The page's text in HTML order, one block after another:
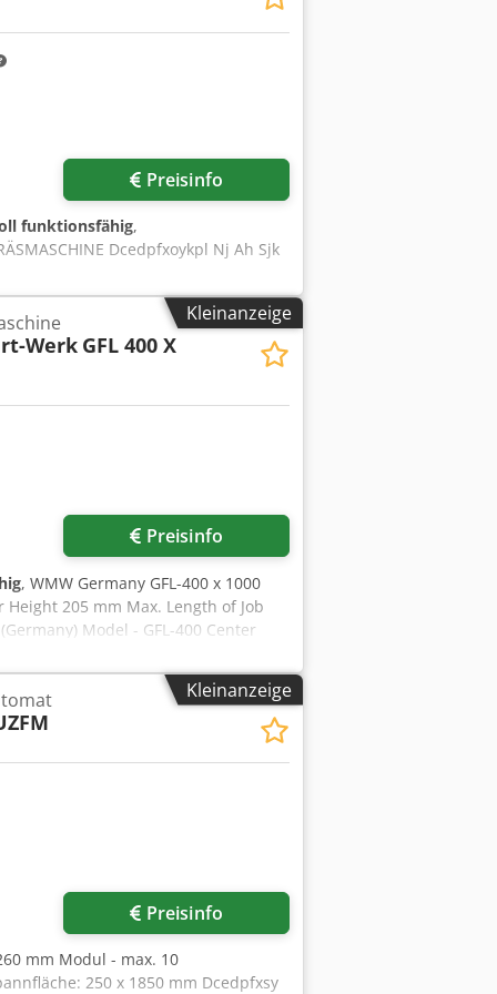
Preisinfo
funktionsfähig,
Dcedpfxoykpl Nj Ah Sjk
Kleinanzeige
Werk GFL 400 X
Preisinfo
, WMW Germany GFL-400 x 1000
205 mm Max. Length of Job
Model - GFL-400 Center
Speeds - 55 rpm to 250 rpm Max.
Milling, Worm Milling & Spline
with Change Gears, Index
Kleinanzeige
Preisinfo
mm Modul - max. 10
250 x 1850 mm Dcedpfxsy